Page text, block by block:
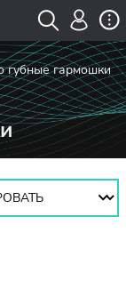
губные гармошки